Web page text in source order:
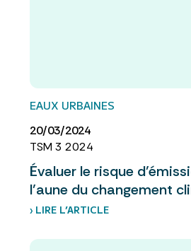
EAUX URBAINES
20/03/2024
TSM 3 2024
Évaluer le risque
l’aune du changement
› LIRE L’ARTICLE